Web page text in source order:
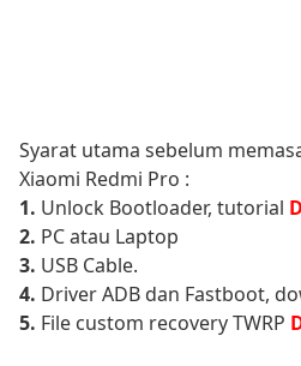
Syarat utama sebelum
Xiaomi Redmi Pro :
1. Unlock Bootloader, tutorial
2. PC atau Laptop
3. USB Cable.
4. Driver ADB dan Fastboot,
5. File custom recovery TWRP